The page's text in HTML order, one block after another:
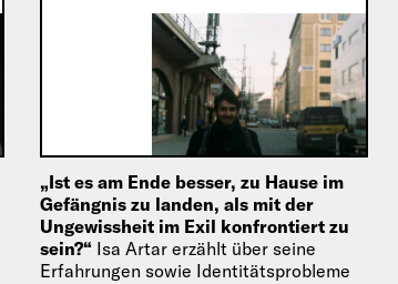
„Ist es am Ende besser, zu Hause im
Gefängnis zu landen, als mit der
Ungewissheit im Exil konfrontiert zu
sein?“ Isa Artar erzählt über seine
Erfahrungen sowie Identitätsprobleme